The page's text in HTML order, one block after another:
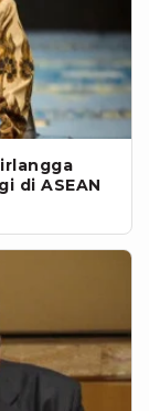
di ASEAN